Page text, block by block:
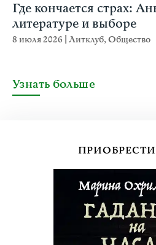
Где кончается страх:
литературе и выборе
8 июля 2026 Литклуб,Общество
Узнать больше